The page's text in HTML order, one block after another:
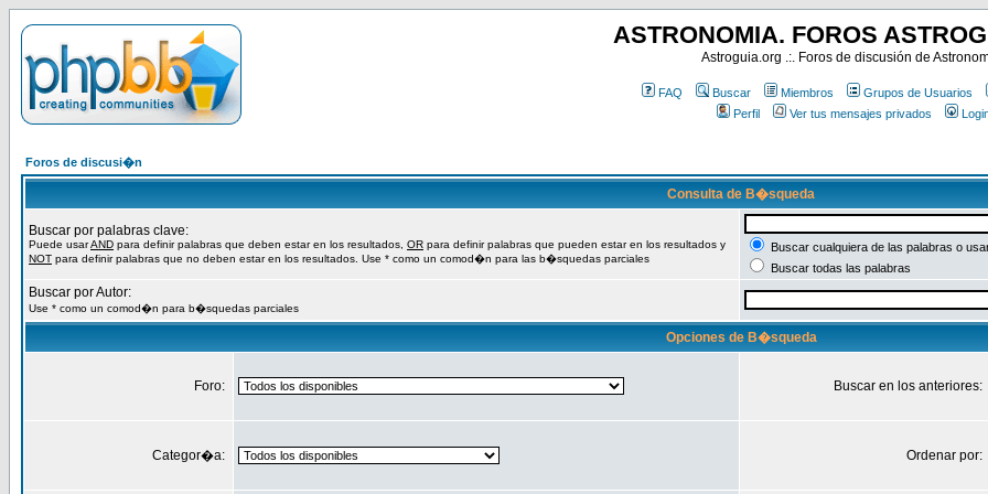
ASTRONOMIA. FOROS
Astroguia.org .:. Foros de discusión de
FAQ Buscar Miembros
Grupos de Usuarios
Perfil
Ver tus mensajes privados
Foros de discusi�n
Consulta de B�squeda
Buscar por palabras clave:
Puede usarAND para definir palabras que deben estar en los resultados, OR para definir palabras que pueden estar en los resultados y
NOT para definir palabras que no deben estar en los resultados. Use * como un comod�n para las b�squedas parciales
Buscar cualquiera de las palabras o
Buscar todas las palabras
Buscar por Autor:
Use * como un comod�n para b�squedas parciales
Opciones de B�squeda
Foro: Buscar en los anteriores:
Categor�a: Ordenar por: